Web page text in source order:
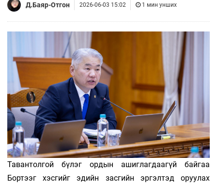
Д.Баяр-Отгон 2026-06-03 15:02 1 мин унших
Тавантолгой бүлэг ордын ашиглагдаагүй байгаа
Бортээг хэсгийг эдийн засгийн эргэлтэд оруулах